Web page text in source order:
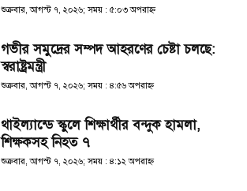
শুক্রবার, আগস্ট ৭, ২০২৬; সময় : ৫:০৩ অপরাহ্ণ
গভীর সমুদ্রের সম্পদ আহরণের চেষ্টা চলছে:
স্বরাষ্ট্রমন্ত্রী
শুক্রবার, আগস্ট ৭, ২০২৬; সময় : ৪:৫৬ অপরাহ্ণ
থাইল্যান্ডে স্কুলে শিক্ষার্থীর বন্দুক হামলা,
শিক্ষকসহ নিহত ৭
শুক্রবার, আগস্ট ৭, ২০২৬; সময় : ৪:১২ অপরাহ্ণ